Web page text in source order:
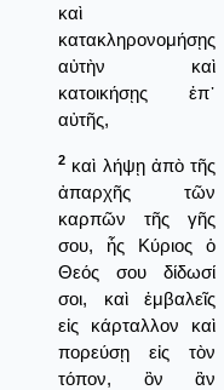
καὶ
κατακληρονομήσῃς
αὐτὴν καὶ
κατοικήσῃς ἐπ᾿
αὐτῆς,
2 καὶ λήψῃ ἀπὸ τῆς
ἀπαρχῆς τῶν
καρπῶν τῆς γῆς
σου, ἧς Κύριος ὁ
Θεός σου δίδωσί
σοι, καὶ ἐμβαλεῖς
εἰς κάρταλλον καὶ
πορεύσῃ εἰς τὸν
τόπον, ὃν ἂν